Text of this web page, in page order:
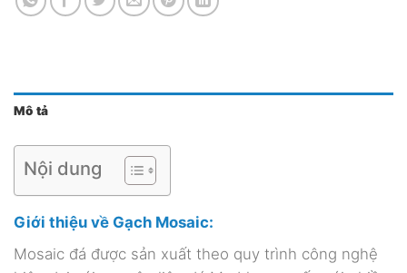
Mô tả
Nội dung
Giới thiệu về Gạch Mosaic:
Mosaic đá được sản xuất theo quy trình công nghệ